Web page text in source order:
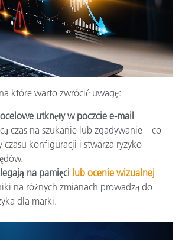
które warto zwrócić uwagę:
utknęły w poczcie e-mail
czas na szukanie lub zgadywanie – co
czasu konfiguracji i stwarza ryzyko
na pamięci lub ocenie wizualnej
na różnych zmianach prowadzą do
dla marki.